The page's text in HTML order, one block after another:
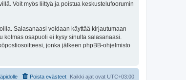
Voit myös liittyä ja poistua keskustelufoorumin
Salasanaasi voidaan käyttää kirjautumaan
kolmas osapuoli ei kysy sinulta salasanaasi.
jonka jälkeen phpBB-ohjelmisto
Kaikki ajat ovat UTC+03:00
Poista evästeet